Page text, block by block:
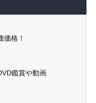
格！
鑑賞や動画